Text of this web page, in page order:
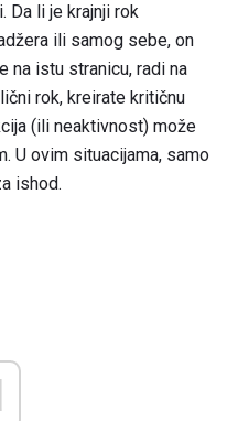
Da li je krajnji rok
ili samog sebe, on
na istu stranicu, radi na
rok, kreirate kritičnu
(ili neaktivnost) može
U ovim situacijama, samo
ishod.